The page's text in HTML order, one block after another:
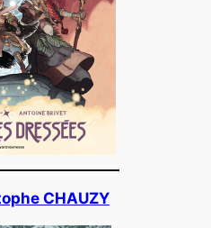
CHAUZY